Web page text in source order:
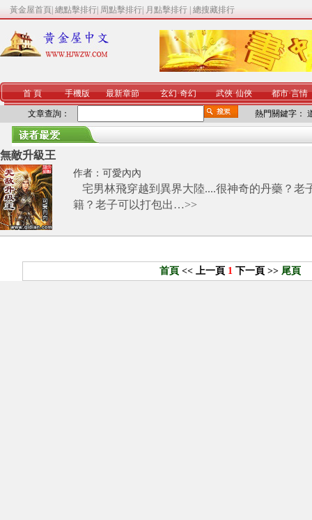
黃金屋首頁 總點擊排行 周點擊排行 月點擊排行 總搜藏排行
首 頁 手機版 最新章節 玄幻·奇幻 武俠·仙俠 都市·言情
文章查詢： 熱門關鍵字：
無敵升級王
作者： 可愛內內
宅男林飛穿越到異界大陸....很神奇的丹藥？老
籍？老子可以打包出…>>
首頁 << 上一頁 1 下一頁 >> 尾頁